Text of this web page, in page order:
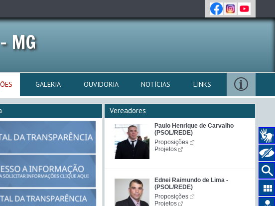
MG
GALERIA OUVIDORIA NOTÍCIAS LINKS
Vereadores
Paulo Henrique de Carvalho
(PSOL/REDE)
Proposições
Projetos
Ednei Raimundo de Lima -
(PSOL/REDE)
Proposições
Projetos